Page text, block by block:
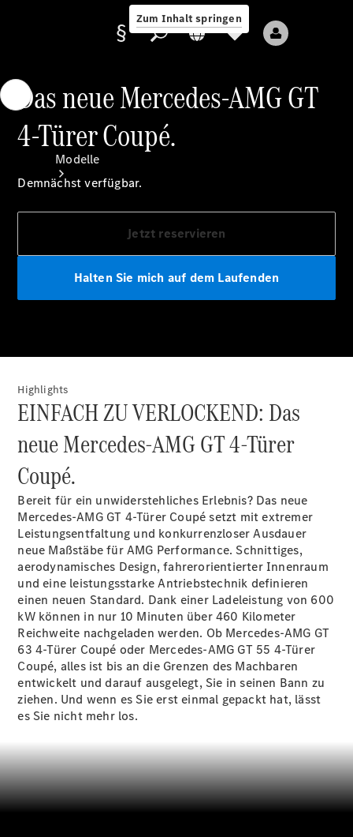
Zum Inhalt springen
Anbieter/Datenschutz
Modelle
Alle Modelle
Neue Modelle
Plug-in-Hybrid Modelle
Limousine
Alle
Limousinen
CLA
Elektrisch
CLA
C-Klasse
Limousine
C-Klasse
Limousine
Elektrisch
EQE
Limousine
Elektrisch
EQS
Limousine
Elektrisch
E-Klasse
S-Klasse
S-Klasse
Lang
Mercedes-
Das neue Mercedes-AMG GT
4-Türer Coupé.
Demnächst verfügbar.
Jetzt reservieren
Halten Sie mich auf dem Laufenden
Highlights
EINFACH ZU VERLOCKEND: Das
neue Mercedes-AMG GT 4-Türer
Coupé.
Bereit für ein unwiderstehliches Erlebnis? Das neue
Mercedes-AMG GT 4-Türer Coupé setzt mit extremer
Leistungsentfaltung und konkurrenzloser Ausdauer
neue Maßstäbe für AMG Performance. Schnittiges,
aerodynamisches Design, fahrerorientierter Innenraum
und eine leistungsstarke Antriebstechnik definieren
einen neuen Standard. Dank einer Ladeleistung von 600
kW können in nur 10 Minuten über 460 Kilometer
Reichweite nachgeladenwerden. Ob Mercedes-AMG GT
63 4-Türer Coupé oder Mercedes-AMG GT 55 4-Türer
Coupé, alles ist bis an die Grenzen des Machbaren
entwickelt und darauf ausgelegt, Sie in seinen Bann zu
ziehen. Und wenn es Sie erst einmal gepackt hat, lässt
es Sie nicht mehr los.